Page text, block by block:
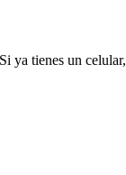
ya tienes un